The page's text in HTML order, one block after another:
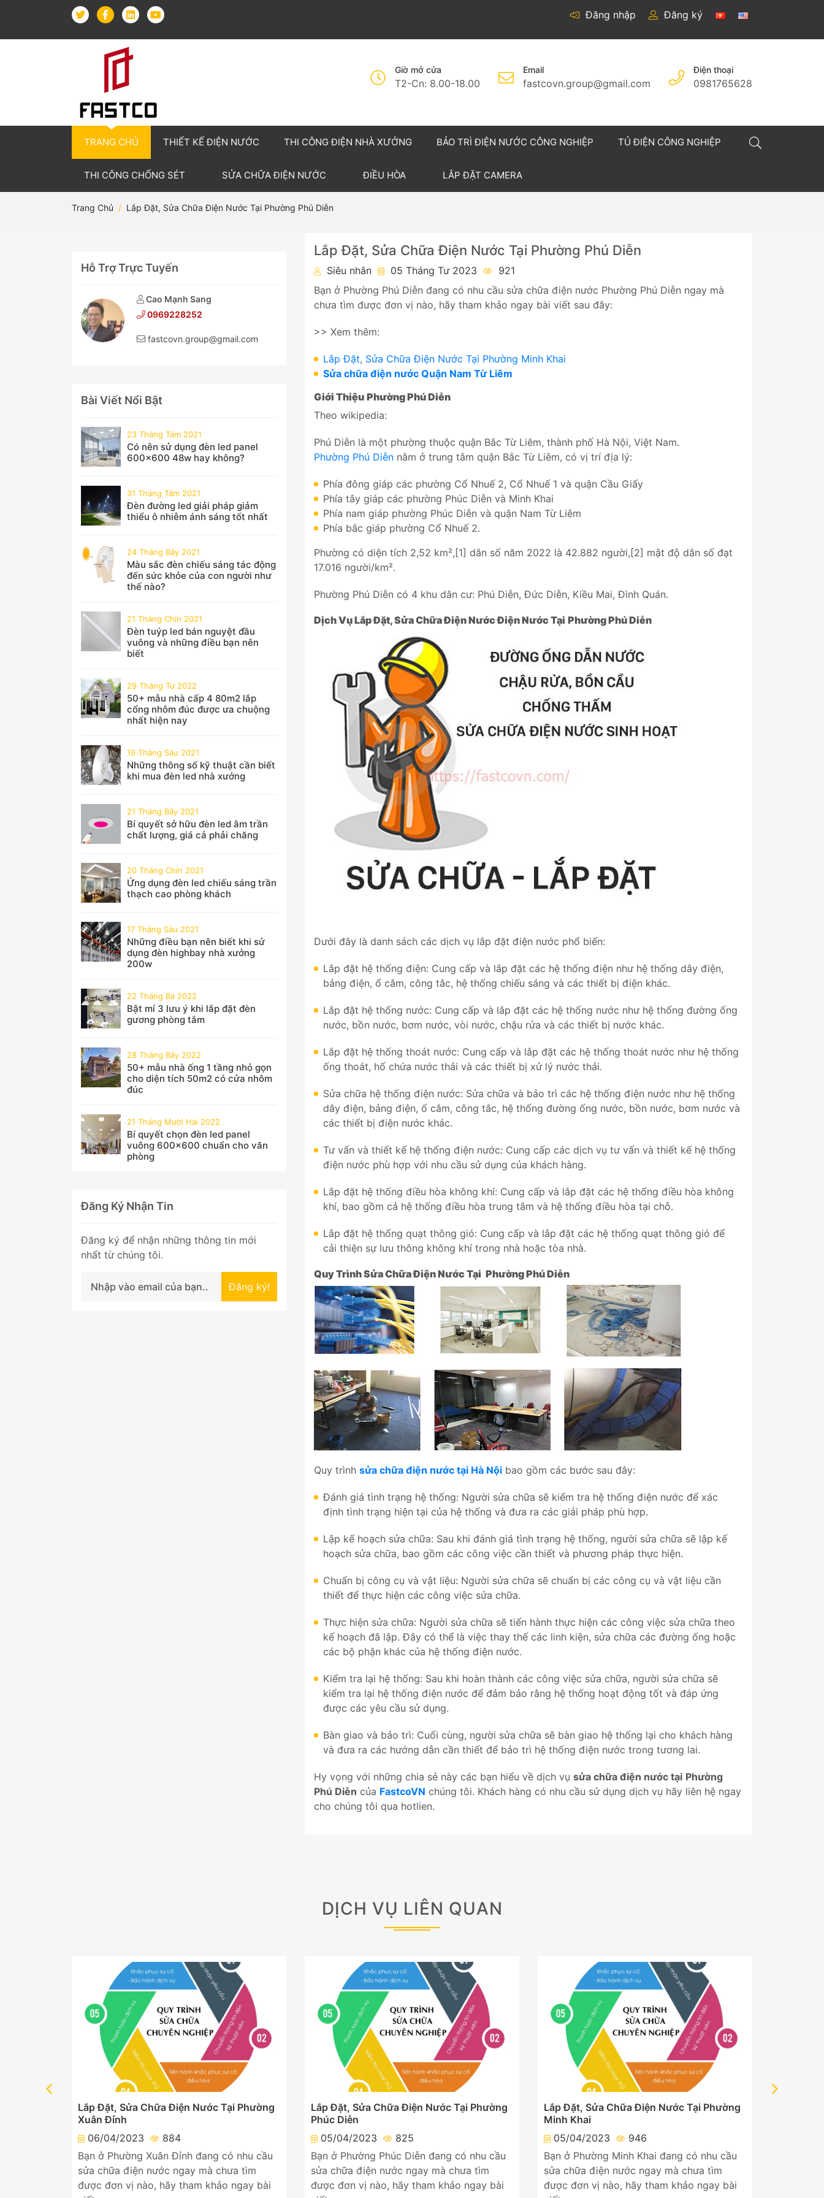
Đăng nhập Đăng ký
Giờ mở cửa
T2-Cn: 8.00-18.00
Email
fastcovn.group@gmail.com
Điện thoại
0981765628
TRANG CHỦ THIẾT KẾ ĐIỆN NƯỚC THI CÔNG ĐIỆN NHÀ XƯỞNG BẢO TRÌ ĐIỆN NƯỚC CÔNG NGHIỆP TỦ ĐIỆN CÔNG NGHIỆP
THI CÔNG CHỐNG SÉT SỬA CHỮA ĐIỆN NƯỚC ĐIỀU HÒA LẮP ĐẶT CAMERA
Trang Chủ Lắp Đặt, Sửa Chữa Điện Nước Tại Phường Phú Diễn
Hỗ Trợ Trực Tuyến
Cao Mạnh Sang
0969228252
fastcovn.group@gmail.com
Bài Viết Nổi Bật
23 Tháng Tám 2021
Có nên sử dụng đèn led panel
600x600 48w hay không?
31 Tháng Tám 2021
Đèn đường led giải pháp giảm
thiểu ô nhiễm ánh sáng tốt nhất
24 Tháng Bảy 2021
Màu sắc đèn chiếu sáng tác động
đến sức khỏe của con người như
thế nào?
21 Tháng Chín 2021
Đèn tuýp led bán nguyệt đầu
vuông và những điều bạn nên
biết
29 Tháng Tư 2022
50+ mẫu nhà cấp 4 80m2 lắp
cổng nhôm đúc được ưa chuộng
nhất hiện nay
19 Tháng Sáu 2021
Những thông số kỹ thuật cần biết
khi mua đèn led nhà xưởng
21 Tháng Bảy 2021
Bí quyết sở hữu đèn led âm trần
chất lượng, giá cả phải chăng
20 Tháng Chín 2021
Ứng dụng đèn led chiếu sáng trần
thạch cao phòng khách
17 Tháng Sáu 2021
Những điều bạn nên biết khi sử
dụng đèn highbay nhà xưởng
200w
22 Tháng Ba 2022
Bật mí 3 lưu ý khi lắp đặt đèn
gương phòng tắm
28 Tháng Bảy 2022
50+ mẫu nhà ống 1 tầng nhỏ gọn
cho diện tích 50m2 có cửa nhôm
đúc
21 Tháng Mười Hai 2022
Bí quyết chọn đèn led panel
vuông 600x600 chuẩn cho văn
phòng
Đăng Ký Nhận Tin
Đăng ký để nhận những thông tin mới
nhất từ chúng tôi.
Đăng ký!
Lắp Đặt, Sửa Chữa Điện Nước Tại Phường Phú Diễn
Siêu nhân 05 Tháng Tư 2023
921
Bạn ở Phường Phú Diễn đang có nhu cầu sửa chữa điện nước Phường Phú Diễn ngay mà
chưa tìm được đơn vị nào, hãy tham khảo ngay bài viết sau đây:
>> Xem thêm:
Lắp Đặt, Sửa Chữa Điện Nước Tại Phường Minh Khai
Sửa chữa điện nước Quận Nam Từ Liêm
Giới Thiệu Phường Phú Diễn
Theo wikipedia:
Phú Diễn là một phường thuộc quận Bắc Từ Liêm, thành phố Hà Nội, Việt Nam.
Phường Phú Diễn nằm ở trung tâm quận Bắc Từ Liêm, có vị trí địa lý:
Phía đông giáp các phường Cổ Nhuế 2, Cổ Nhuế 1 và quận Cầu Giấy
Phía tây giáp các phường Phúc Diễn và Minh Khai
Phía nam giáp phường Phúc Diễn và quận Nam Từ Liêm
Phía bắc giáp phường Cổ Nhuế 2.
Phường có diện tích 2,52 km²,[1] dân số năm 2022 là 42.882 người,[2] mật độ dân số đạt
17.016 người/km².
Phường Phú Diễn có 4 khu dân cư: Phú Diễn, Đức Diễn, Kiều Mai, Đình Quán.
Dịch Vụ Lắp Đặt, Sửa Chữa Điện Nước Điện Nước Tại Phường Phú Diễn
Dưới đây là danh sách các dịch vụ lắp đặt điện nước phổ biến:
Lắp đặt hệ thống điện: Cung cấp và lắp đặt các hệ thống điện như hệ thống dây điện,
bảng điện, ổ cắm, công tắc, hệ thống chiếu sáng và các thiết bị điện khác.
Lắp đặt hệ thống nước: Cung cấp và lắp đặt các hệ thống nước như hệ thống đường ống
nước, bồn nước, bơm nước, vòi nước, chậu rửa và các thiết bị nước khác.
Lắp đặt hệ thống thoát nước: Cung cấp và lắp đặt các hệ thống thoát nước như hệ thống
ống thoát, hố chứa nước thải và các thiết bị xử lý nước thải.
Sửa chữa hệ thống điện nước: Sửa chữa và bảo trì các hệ thống điện nước như hệ thống
dây điện, bảng điện, ổ cắm, công tắc, hệ thống đường ống nước, bồn nước, bơm nước và
các thiết bị điện nước khác.
Tư vấn và thiết kế hệ thống điện nước: Cung cấp các dịch vụ tư vấn và thiết kế hệ thống
điện nước phù hợp với nhu cầu sử dụng của khách hàng.
Lắp đặt hệ thống điều hòa không khí: Cung cấp và lắp đặt các hệ thống điều hòa không
khí, bao gồm cả hệ thống điều hòa trung tâm và hệ thống điều hòa tại chỗ.
Lắp đặt hệ thống quạt thông gió: Cung cấp và lắp đặt các hệ thống quạt thông gió để
cải thiện sự lưu thông không khí trong nhà hoặc tòa nhà.
Quy Trình Sửa Chữa Điện Nước Tại Phường Phú Diễn
Quy trình sửa chữa điện nước tại Hà Nội bao gồm các bước sau đây:
Đánh giá tình trạng hệ thống: Người sửa chữa sẽ kiểm tra hệ thống điện nước để xác
định tình trạng hiện tại của hệ thống và đưa ra các giải pháp phù hợp.
Lập kế hoạch sửa chữa: Sau khi đánh giá tình trạng hệ thống, người sửa chữa sẽ lập kế
hoạch sửa chữa, bao gồm các công việc cần thiết và phương pháp thực hiện.
Chuẩn bị công cụ và vật liệu: Người sửa chữa sẽ chuẩn bị các công cụ và vật liệu cần
thiết để thực hiện các công việc sửa chữa.
Thực hiện sửa chữa: Người sửa chữa sẽ tiến hành thực hiện các công việc sửa chữa theo
kế hoạch đã lập. Đây có thể là việc thay thế các linh kiện, sửa chữa các đường ống hoặc
các bộ phận khác của hệ thống điện nước.
Kiểm tra lại hệ thống: Sau khi hoàn thành các công việc sửa chữa, người sửa chữa sẽ
kiểm tra lại hệ thống điện nước để đảm bảo rằng hệ thống hoạt động tốt và đáp ứng
được các yêu cầu sử dụng.
Bàn giao và bảo trì: Cuối cùng, người sửa chữa sẽ bàn giao hệ thống lại cho khách hàng
và đưa ra các hướng dẫn cần thiết để bảo trì hệ thống điện nước trong tương lai.
Hy vọng với những chia sẻ này các bạn hiểu về dịch vụ sửa chữa điện nước tại Phường
Phú Diễn của FastcoVN chúng tôi. Khách hàng có nhu cầu sử dụng dịch vụ hãy liên hệ ngay
cho chúng tôi qua hotlien.
DỊCH VỤ LIÊN QUAN
Lắp Đặt, Sửa Chữa Điện Nước Tại Phường
Xuân Đỉnh
06/04/2023
884
Bạn ở Phường Xuân Đỉnh đang có nhu cầu
sửa chữa điện nước ngay mà chưa tìm
được đơn vị nào, hãy tham khảo ngay bài
Lắp Đặt, Sửa Chữa Điện Nước Tại Phường
Phúc Diễn
05/04/2023
825
Bạn ở Phường Phúc Diễn đang có nhu cầu
sửa chữa điện nước ngay mà chưa tìm
được đơn vị nào, hãy tham khảo ngay bài
Lắp Đặt, Sửa Chữa Điện Nước Tại Phường
Minh Khai
05/04/2023
946
Bạn ở Phường Minh Khai đang có nhu cầu
sửa chữa điện nước ngay mà chưa tìm
được đơn vị nào, hãy tham khảo ngay bài